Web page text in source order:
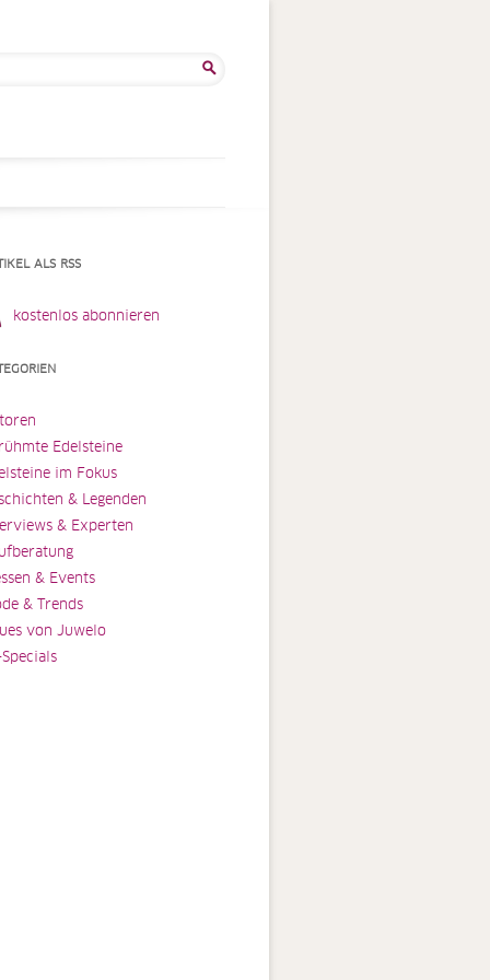
ALS RSS
kostenlos abonnieren
Edelsteine
im Fokus
& Legenden
& Experten
& Events
& Trends
von Juwelo
Specials